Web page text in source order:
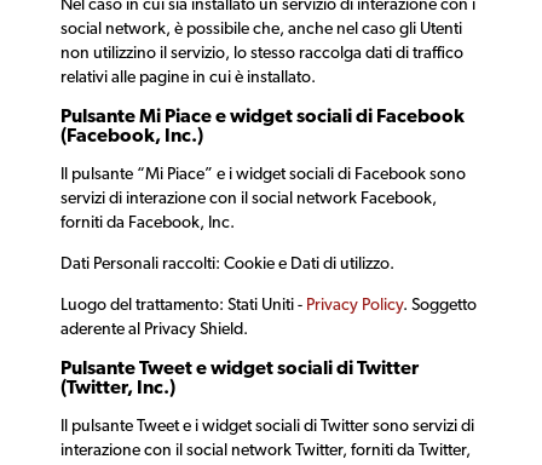
Nel caso in cui sia installato un servizio di interazione con i
social network, è possibile che, anche nel caso gli Utenti
non utilizzino il servizio, lo stesso raccolga dati di traffico
relativi alle pagine in cui è installato.
Pulsante Mi Piace e widget sociali di Facebook
(Facebook, Inc.)
Il pulsante “Mi Piace” e i widget sociali di Facebook sono
servizi di interazione con il social network Facebook,
forniti da Facebook, Inc.
Dati Personali raccolti: Cookie e Dati di utilizzo.
Luogo del trattamento: Stati Uniti - Privacy Policy. Soggetto
aderente al Privacy Shield.
Pulsante Tweet e widget sociali di Twitter
(Twitter, Inc.)
Il pulsante Tweet e i widget sociali di Twitter sono servizi di
interazione con il social network Twitter, forniti da Twitter,